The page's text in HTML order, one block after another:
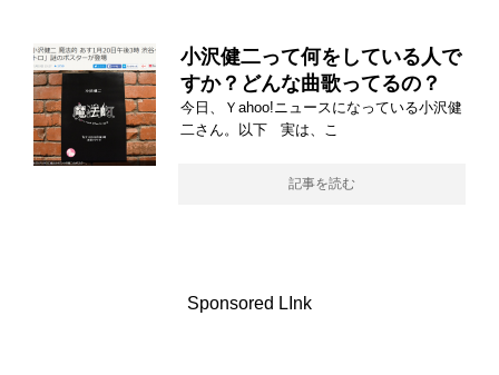
小沢健二って何をしている人で
すか？どんな曲歌ってるの？
今日、Ｙahoo!ニュースになっている小沢健
二さん。以下 実は、こ
記事を読む
Sponsored LInk